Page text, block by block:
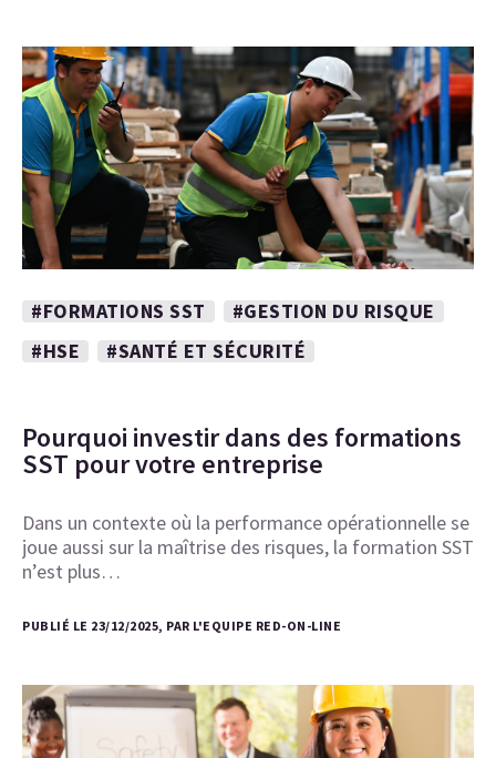
#FORMATIONS SST
#GESTION DU RISQUE
#HSE
#SANTÉ ET SÉCURITÉ
Pourquoi investir dans des formations
SST pour votre entreprise
Dans un contexte où la performance opérationnelle se
joue aussi sur la maîtrise des risques, la formation SST
n’est plus…
PUBLIÉ LE 23/12/2025, PAR L'EQUIPE RED-ON-LINE